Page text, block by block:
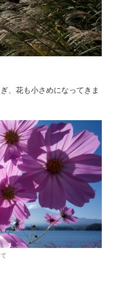
、花も小さめになってきま